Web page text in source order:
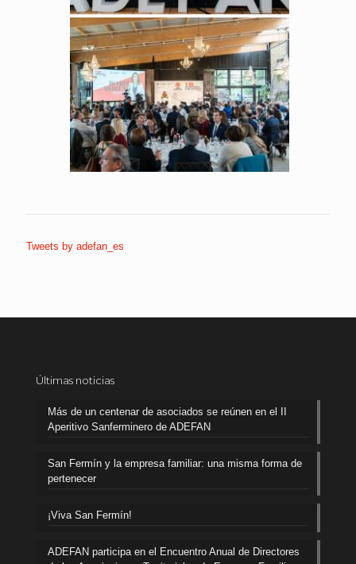
Tweets by adefan_es
Últimas noticias
Más de un centenar de asociados se reúnen en el II
Aperitivo Sanferminero de ADEFAN
San Fermín y la empresa familiar: una misma forma de
pertenecer
¡Viva San Fermín!
ADEFAN participa en el Encuentro Anual de Directores